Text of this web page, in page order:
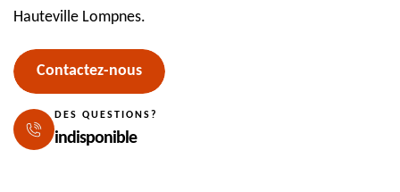
Hauteville Lompnes.
Contactez-nous
DES QUESTIONS?
indisponible